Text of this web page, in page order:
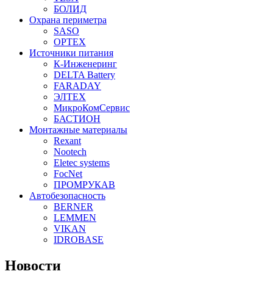
БОЛИД
Охрана периметра
SASO
OPTEX
Источники питания
К-Инженеринг
DELTA Battery
FARADAY
ЭЛТЕХ
МикроКомСервис
БАСТИОН
Монтажные материалы
Rexant
Nootech
Eletec systems
FocNet
ПРОМРУКАВ
Автобезопасность
BERNER
LEMMEN
VIKAN
IDROBASE
Новости